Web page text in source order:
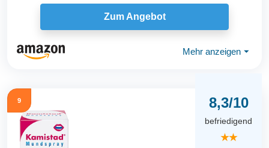
Zum Angebot
Mehr anzeigen ⏷
9 8,3/10
befriedigend
★★